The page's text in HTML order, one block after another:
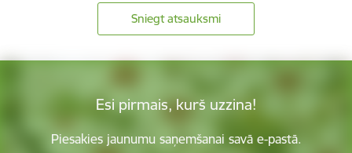
Sniegt atsauksmi
Esi pirmais, kurš uzzina!
Piesakies jaunumu saņemšanai savā e-pastā.